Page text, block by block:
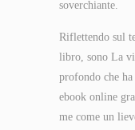
soverchiante.
Riflettendo sul
libro, sono La
profondo che
ebook online
me come un